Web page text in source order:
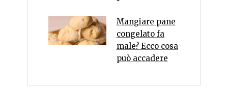
Mangiare pane
congelato fa
male? Ecco cosa
può accadere